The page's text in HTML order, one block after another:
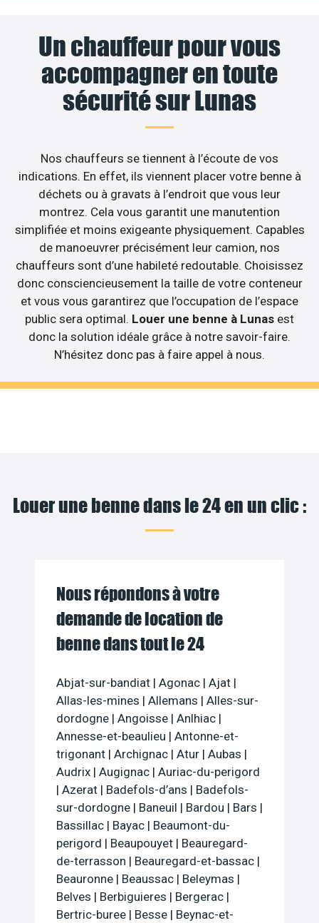
Un chauffeur pour vous
accompagner en toute
sécurité sur Lunas
Nos chauffeurs se tiennent à l’écoute de vos
indications. En effet, ils viennent placer votre benne à
déchets ou à gravats à l’endroit que vous leur
montrez. Cela vous garantit une manutention
simplifiée et moins exigeante physiquement. Capables
de manoeuvrer précisément leur camion, nos
chauffeurs sont d’une habileté redoutable. Choisissez
donc consciencieusement la taille de votre conteneur
et vous vous garantirez que l’occupation de l’espace
public sera optimal. Louer une benne à Lunas est
donc la solution idéale grâce à notre savoir-faire.
N’hésitez donc pas à faire appel à nous.
Louer une benne dans le 24 en un clic :
Nous répondons à votre
demande de location de
benne dans tout le 24
Abjat-sur-bandiat | Agonac | Ajat |
Allas-les-mines | Allemans | Alles-sur-
dordogne | Angoisse | Anlhiac |
Annesse-et-beaulieu | Antonne-et-
trigonant | Archignac | Atur | Aubas |
Audrix | Augignac | Auriac-du-perigord
| Azerat | Badefols-d’ans | Badefols-
sur-dordogne | Baneuil | Bardou | Bars |
Bassillac | Bayac | Beaumont-du-
perigord | Beaupouyet | Beauregard-
de-terrasson | Beauregard-et-bassac |
Beauronne | Beaussac | Beleymas |
Belves | Berbiguieres | Bergerac |
Bertric-buree | Besse | Beynac-et-